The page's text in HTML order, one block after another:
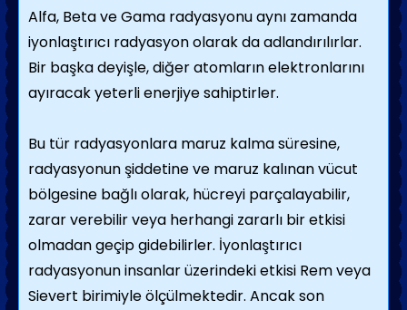
Alfa, Beta ve Gama radyasyonu aynı zamanda
iyonlaştırıcı radyasyon olarak da adlandırılırlar.
Bir başka deyişle, diğer atomların elektronlarını
ayıracak yeterli enerjiye sahiptirler.
Bu tür radyasyonlara maruz kalma süresine,
radyasyonun şiddetine ve maruz kalınan vücut
bölgesine bağlı olarak, hücreyi parçalayabilir,
zarar verebilir veya herhangi zararlı bir etkisi
olmadan geçip gidebilirler. İyonlaştırıcı
radyasyonun insanlar üzerindeki etkisi Rem veya
Sievert birimiyle ölçülmektedir. Ancak son